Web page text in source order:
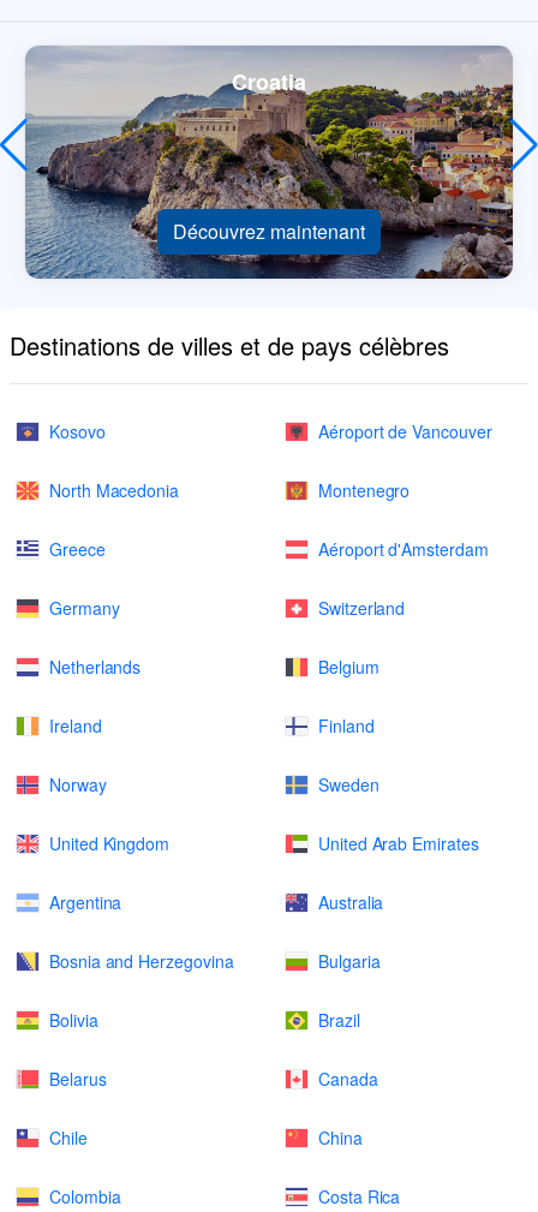
Croatia
Découvrez maintenant
Destinations de villes et de pays célèbres
Kosovo Aéroport de Vancouver
North Macedonia Montenegro
Greece Aéroport d'Amsterdam
Germany Switzerland
Netherlands Belgium
Ireland Finland
Norway Sweden
United Kingdom United Arab Emirates
Argentina Australia
Bosnia and Herzegovina Bulgaria
Bolivia Brazil
Belarus Canada
Chile China
Colombia Costa Rica